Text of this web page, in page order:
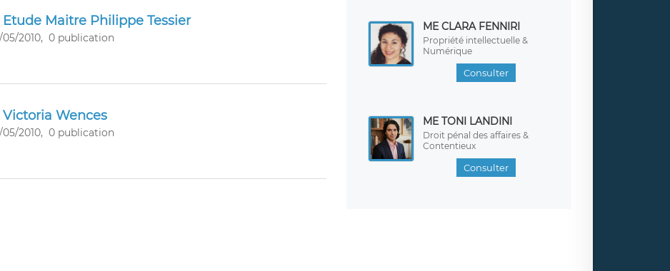
Maitre Philippe Tessier
2010, 0 publication
Wences
2010, 0 publication
ME CLARA FENNIRI
Propriété intellectuelle &
Numérique
Consulter
ME TONI LANDINI
Droit pénal des affaires &
Contentieux
Consulter